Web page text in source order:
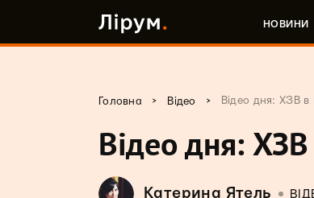
НОВИНИ
Головна > Відео > Відео дня: ХЗВ
Відео дня:
Катерина Ятель